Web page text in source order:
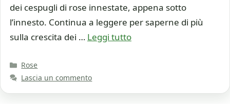
dei cespugli di rose innestate, appena sotto
l’innesto. Continua a leggere per saperne di più
sulla crescita dei … Leggi tutto
Categorie
Rose
Lascia un commento